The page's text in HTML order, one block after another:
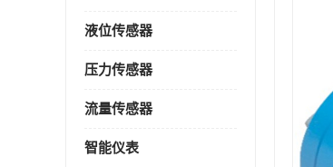
液位传感器
压力传感器
流量传感器
智能仪表